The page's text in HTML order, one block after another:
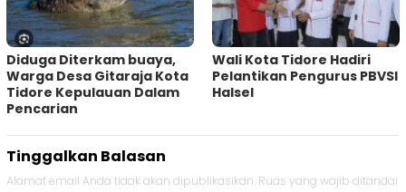
Diduga Diterkam buaya,
Warga Desa Gitaraja Kota
Tidore Kepulauan Dalam
Pencarian
Wali Kota Tidore Hadiri
Pelantikan Pengurus PBVSI
Halsel
Tinggalkan Balasan
Alamat email Anda tidak akan dipublikasikan. Ruas yang wajib ditandai